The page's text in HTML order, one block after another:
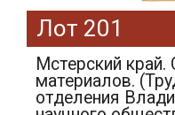
Лот 201
Мстерский край.
материалов.
отделения